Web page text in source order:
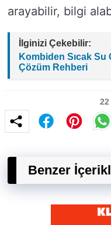
arayabilir, bilgi
İlginizi Çekebilir:
Kombiden Sıcak Su
Çözüm Rehberi
22
Benzer